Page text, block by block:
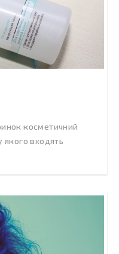
косметичний
якого входять